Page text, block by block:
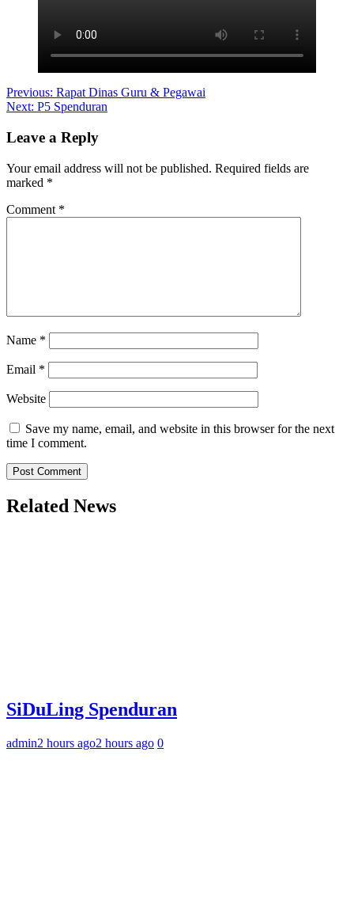
Post
navigation
Previous: Rapat Dinas Guru & Pegawai
Next: P5 Spenduran
Leave a Reply
Your email address will not be published. Required fields are
marked *
Comment *
Name *
Email *
Website
Save my name, email, and website in this browser for the next
time I comment.
Related News
SiDuLing Spenduran
admin2 hours ago2 hours ago 0